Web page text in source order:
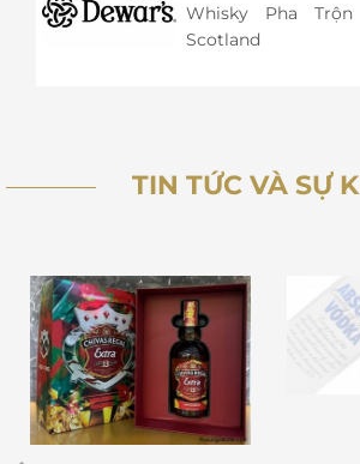
Whisky Pha
Scotland
TIN TỨC VÀ SỰ